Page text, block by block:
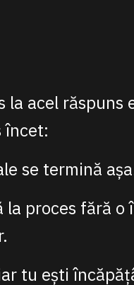
la acel
încet:
se termină
la proces fără
tu ești